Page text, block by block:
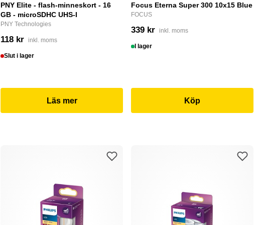
PNY Elite - flash-minneskort - 16
GB - microSDHC UHS-I
PNY Technologies
118 kr inkl. moms
Slut i lager
Läs mer
Focus Eterna Super 300 10x15 Blue
FOCUS
339 kr inkl. moms
I lager
Köp